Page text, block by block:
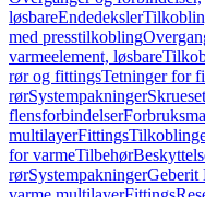
løsbareEndedeksler
med presstilkobling
varmeelement, løsbare
rør og fittingsTetninger for
rørSystempakninger
flensforbindelser
multilayerFittings
for varmeTilbehør
rørSystempakningerGeberit